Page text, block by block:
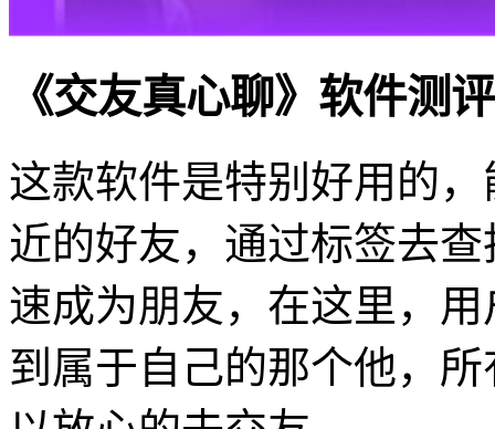
《交友真心聊》软件测
这款软件是特别好用的
近的好友，通过标签去
速成为朋友，在这里，
到属于自己的那个他，